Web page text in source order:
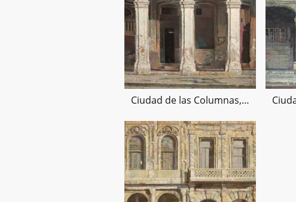
Ciudad de las Columnas, 100x100cms